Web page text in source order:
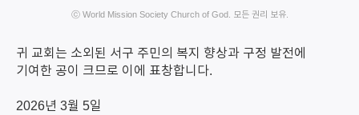
ⓒ World Mission Society Church of God. 모든 권리 보유.
귀 교회는 소외된 서구 주민의 복지 향상과 구정 발전에
기여한 공이 크므로 이에 표창합니다.
2026년 3월 5일